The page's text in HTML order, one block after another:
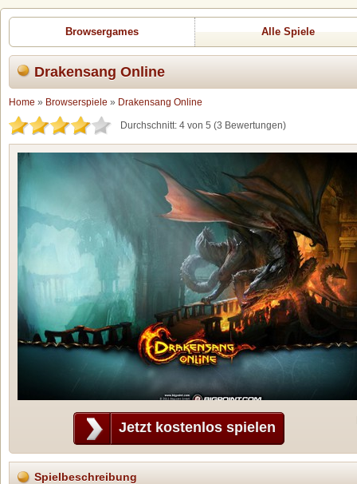
Browsergames Alle Spiele
Drakensang Online
Home » Browserspiele » Drakensang Online
Durchschnitt: 4 von 5 (3 Bewertungen)
Jetzt kostenlos spielen
Spielbeschreibung